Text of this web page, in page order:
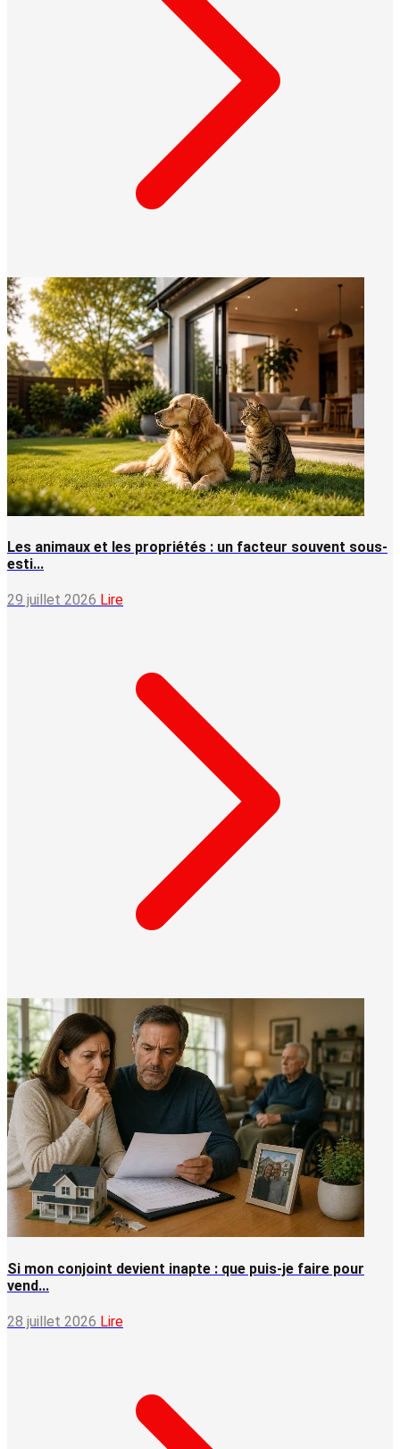
Les animaux et les propriétés : un facteur souvent sous-
esti...
29 juillet 2026 Lire
Si mon conjoint devient inapte : que puis-je faire pour
vend...
28 juillet 2026 Lire